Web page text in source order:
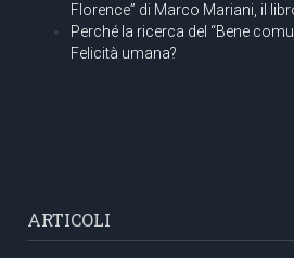
Florence” di Marco Mariani, il
Perché la ricerca del “Bene
Felicità umana?
ARTICOLI